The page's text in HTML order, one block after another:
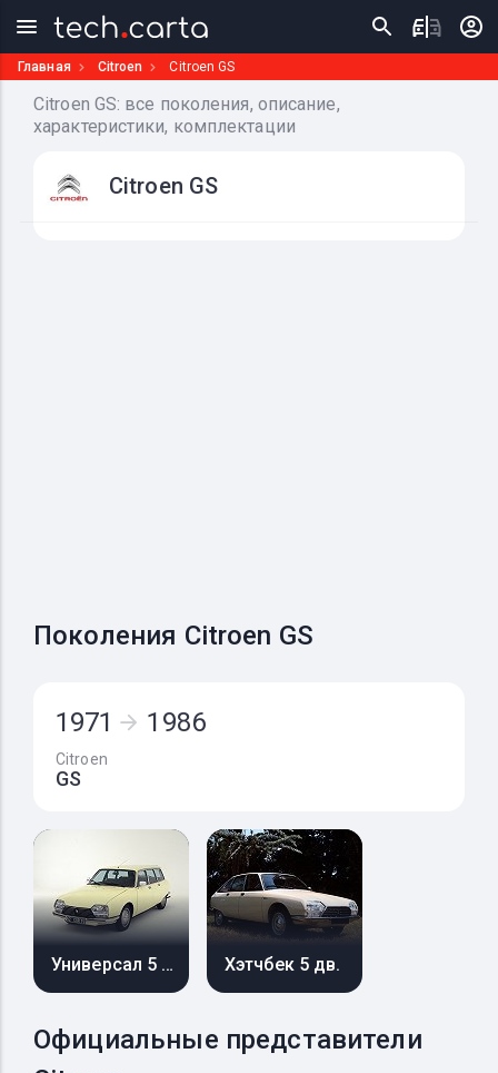
Главная Citroen Citroen GS
Citroen GS: все поколения, описание,
характеристики, комплектации
Citroen GS
Поколения Citroen GS
1971 1986
Citroen
GS
Универсал 5 дв. Хэтчбек 5 дв.
Официальные представители